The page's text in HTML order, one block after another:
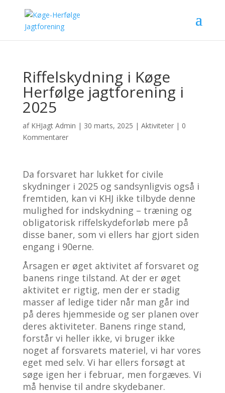
Riffelskydning i Køge
Herfølge jagtforening i
2025
af KHJagt Admin | 30 marts, 2025 | Aktiviteter| 0
Kommentarer
Da forsvaret har lukket for civile
skydninger i 2025 og sandsynligvis også i
fremtiden, kan vi KHJ ikke tilbyde denne
mulighed for indskydning – træning og
obligatorisk riffelskydeforløb mere på
disse baner, som vi ellers har gjort siden
engang i 90erne.
Årsagen er øget aktivitet af forsvaret og
banens ringe tilstand. At der er øget
aktivitet er rigtig, men der er stadig
masser af ledige tider når man går ind
på deres hjemmeside og ser planen over
deres aktiviteter. Banens ringe stand,
forstår vi heller ikke, vi bruger ikke
noget af forsvarets materiel, vi har vores
eget med selv. Vi har ellers forsøgt at
søge igen her i februar, men forgæves. Vi
må henvise til andre skydebaner.